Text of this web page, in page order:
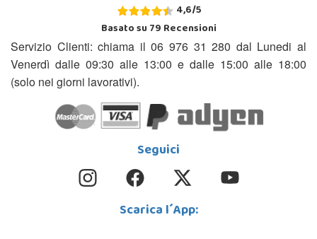
4,6/5
Basato su79Recensioni
Servizio Clienti: chiama il 06 976 31 280 dal Lunedi al
Venerdì dalle 09:30 alle 13:00 e dalle 15:00 alle 18:00
(solo nei giorni lavorativi).
Seguici
Scarica l´App: